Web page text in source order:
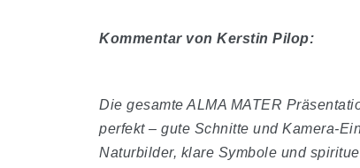
Kommentar von Kerstin Pilop:
Die gesamte ALMA MATER
perfekt – gute Schnitte und Kamera-
Naturbilder, klare Symbole und